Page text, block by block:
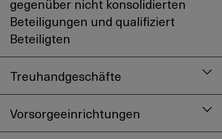
gegenüber nicht konsolidierten
Beteiligungen und qualifiziert
Beteiligten
Treuhandgeschäfte
Vorsorgeeinrichtungen